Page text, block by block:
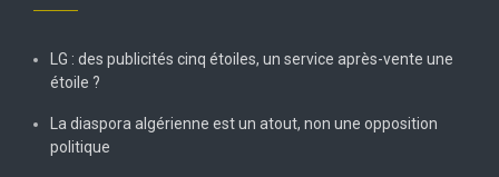
LG : des publicités cinq étoiles, un service après-vente une
étoile ?
La diaspora algérienne est un atout, non une opposition
politique